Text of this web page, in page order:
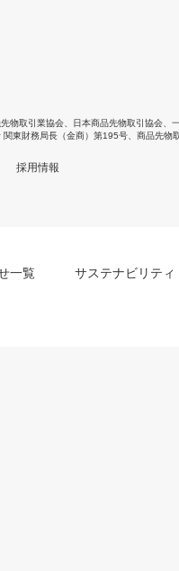
物取引業協会 日本商品先物取引協会
東財務局長（金商）第195号、商品先物
採用情報
一覧 サステナビリティ